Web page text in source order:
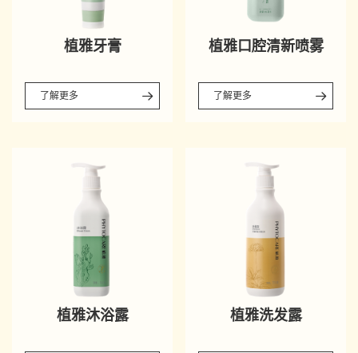
植雅牙膏
了解更多
植雅口腔清新喷雾
了解更多
植雅沐浴露 植雅洗发露